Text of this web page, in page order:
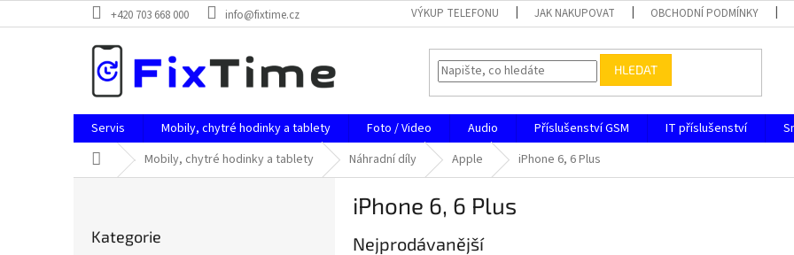
na
+420 703 668 000 info@fixtime.cz VÝKUP TELEFONU JAK NAKUPOVAT OBCHODNÍ PODMÍNKY
HLEDAT
Servis Mobily, chytré hodinky a tablety Foto / Video Audio Příslušenství GSM IT příslušenství
Domů Mobily, chytré hodinky a tablety Náhradní díly Apple iPhone 6, 6 Plus
kategorie
Kategorie
iPhone 6, 6 Plus
Nejprodávanější